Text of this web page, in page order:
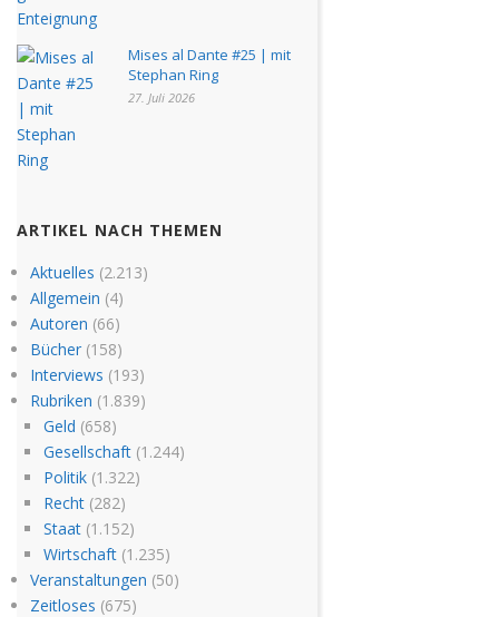
Mises al Dante #25 | mit
Stephan Ring
27. Juli 2026
ARTIKEL NACH THEMEN
Aktuelles (2.213)
Allgemein (4)
Autoren (66)
Bücher(158)
Interviews (193)
Rubriken (1.839)
Geld (658)
Gesellschaft(1.244)
Politik(1.322)
Recht(282)
Staat(1.152)
Wirtschaft(1.235)
Veranstaltungen (50)
Zeitloses (675)